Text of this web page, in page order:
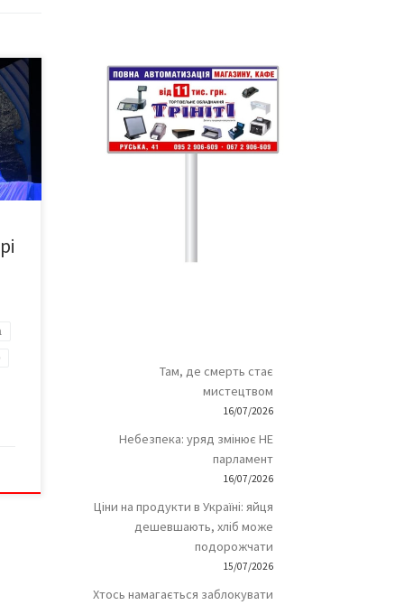
Там, де смерть стає
мистецтвом
16/07/2026
Небезпека: уряд змінює НЕ
парламент
16/07/2026
Ціни на продукти в Україні: яйця
дешевшають, хліб може
подорожчати
15/07/2026
Хтось намагається заблокувати